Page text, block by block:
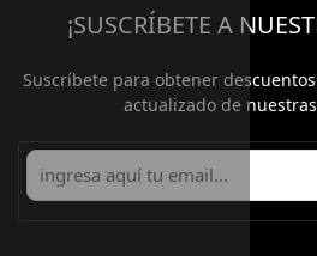
¡SUSCRÍBETE A
Suscríbete para obtener
actualizado de